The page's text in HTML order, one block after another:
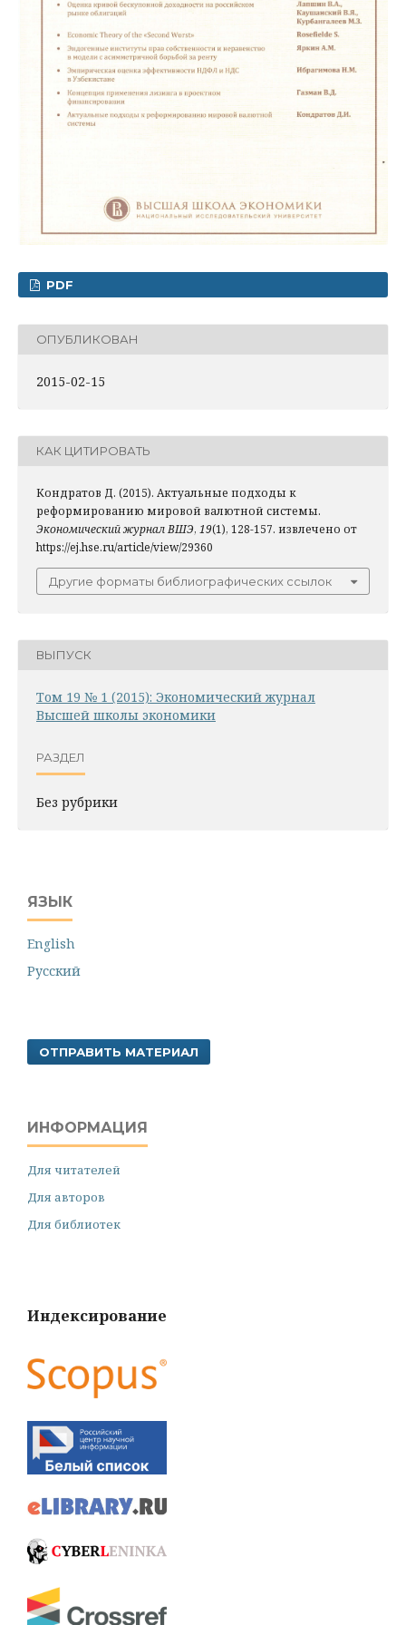
PDF
ОПУБЛИКОВАН
2015-02-15
КАК ЦИТИРОВАТЬ
Кондратов Д. (2015). Актуальные подходы к
реформированию мировой валютной системы.
Экономический журнал ВШЭ, 19(1), 128-157. извлечено от
https://ej.hse.ru/article/view/29360
Другие форматы библиографических ссылок
ВЫПУСК
Том 19 № 1 (2015): Экономический журнал
Высшей школы экономики
РАЗДЕЛ
Без рубрики
ЯЗЫК
English
Русский
ОТПРАВИТЬ МАТЕРИАЛ
ИНФОРМАЦИЯ
Для читателей
Для авторов
Для библиотек
Индексирование